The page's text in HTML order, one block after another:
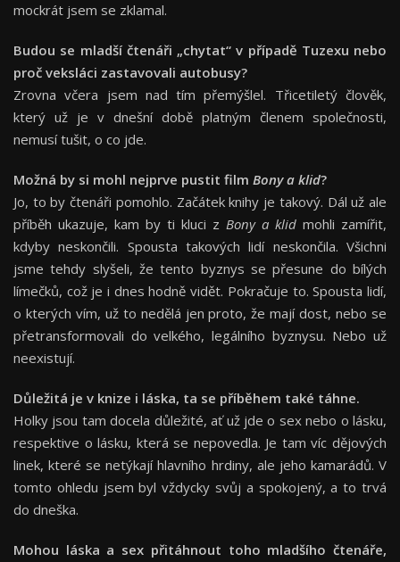
mockrát jsem se zklamal.
Budou se mladší čtenáři „chytat“ v případě Tuzexu nebo
proč veksláci zastavovali autobusy?
Zrovna včera jsem nad tím přemýšlel. Třicetiletý člověk,
který už je v dnešní době platným členem společnosti,
nemusí tušit, o co jde.
Možná by si mohl nejprve pustit film Bony a klid?
Jo, to by čtenáři pomohlo. Začátek knihy je takový. Dál už ale
příběh ukazuje, kam by ti kluci z Bony a klid mohli zamířit,
kdyby neskončili. Spousta takových lidí neskončila. Všichni
jsme tehdy slyšeli, že tento byznys se přesune do bílých
límečků, což je i dnes hodně vidět. Pokračuje to. Spousta lidí,
o kterých vím, už to nedělá jen proto, že mají dost, nebo se
přetransformovali do velkého, legálního byznysu. Nebo už
neexistují.
Důležitá je v knize i láska, ta se příběhem také táhne.
Holky jsou tam docela důležité, ať už jde o sex nebo o lásku,
respektive o lásku, která se nepovedla. Je tam víc dějových
linek, které se netýkají hlavního hrdiny, ale jeho kamarádů. V
tomto ohledu jsem byl vždycky svůj a spokojený, a to trvá
do dneška.
Mohou láska a sex přitáhnout toho mladšího čtenáře,